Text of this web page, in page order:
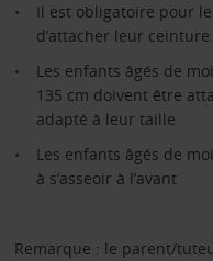
Il est obligatoire pour
d’attacher leur
Les enfants âgés de
135 cm doivent être
adapté à leur taille
Les enfants âgés de
à s’asseoir à l’avant
Remarque : le parent/